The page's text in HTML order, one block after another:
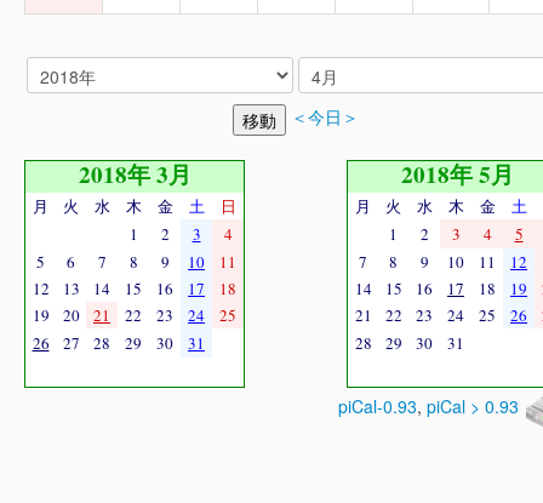
＜今日＞
2018年 3月
月 火 水 木 金 土
日
1
2 3
4
5
6 7 8 9 10
11
12
13 14 15 16 17
18
19
20 21 22 23 24
25
26
27 28 29 30 31
2018年 5月
月 火 水 木 金 土
1
2 3 4
5
7
8 9 10 11 12
14
15 16 17 18 19
21
22 23 24 25 26
28
29 30 31
piCal-0.93, piCal > 0.93